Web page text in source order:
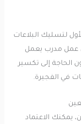
البلاعات
مدرب يعمل
إلى تكسير
الفجيرة.
الاعتماد